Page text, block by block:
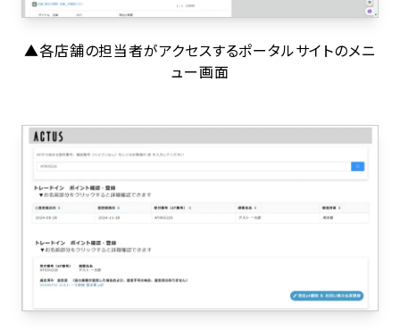
▲各店舗の担当者がアクセスするポータルサイトのメニ
ュー画面